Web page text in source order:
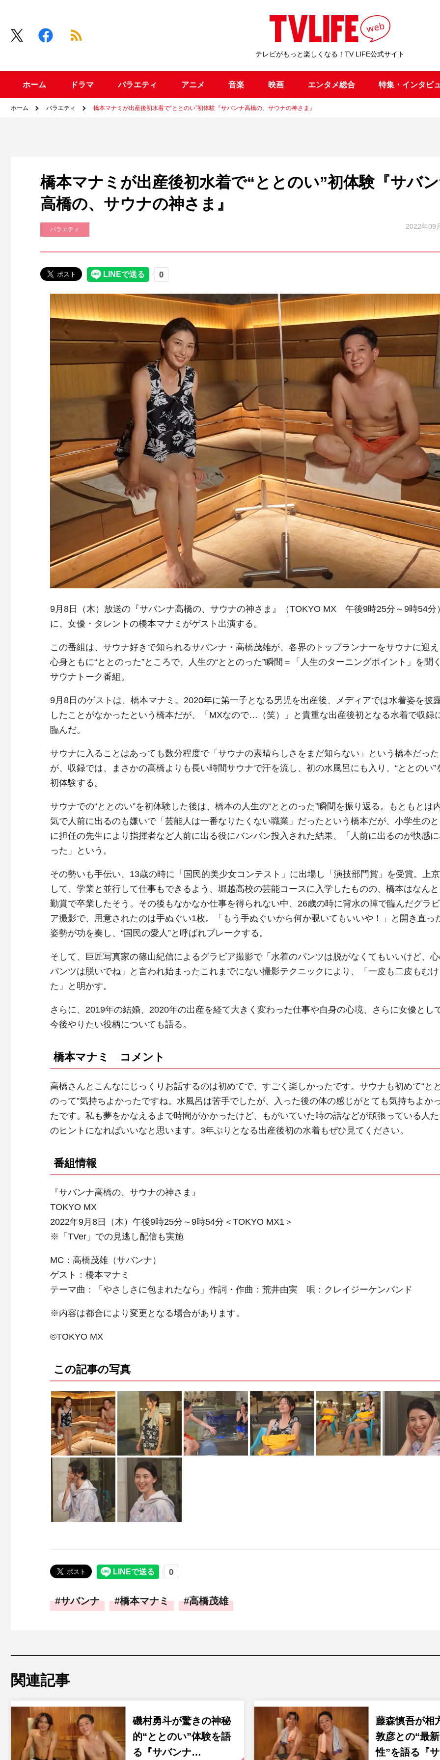
テレビがもっと楽しくなる！TV LIFE公式サイト
ホーム ドラマ バラエティ アニメ 音楽 映画 エンタメ総合 特集・インタビ
ホーム バラエティ 橋本マナミが出産後初水着で“ととのい”初体験『サバンナ高橋の、サウナの神さま』
橋本マナミが出産後初水着で“ととのい”初体験『サバ
高橋の、サウナの神さま』
バラエティ 2022年09
9月8日（木）放送の『サバンナ高橋の、サウナの神さま』（TOKYO MX 午後9時25分～9時54分
に、女優・タレントの橋本マナミがゲスト出演する。
この番組は、サウナ好きで知られるサバンナ・高橋茂雄が、各界のトップランナーをサウナに迎
心身ともに“ととのった”ところで、人生の“ととのった”瞬間＝「人生のターニングポイント」を聞
サウナトーク番組。
9月8日のゲストは、橋本マナミ。2020年に第一子となる男児を出産後、メディアでは水着姿を披
したことがなかったという橋本だが、「MXなので…（笑）」と貴重な出産後初となる水着で収録
臨んだ。
サウナに入ることはあっても数分程度で「サウナの素晴らしさをまだ知らない」という橋本だった
が、収録では、まさかの高橋よりも長い時間サウナで汗を流し、初の水風呂にも入り、“ととのい”
初体験する。
サウナでの“ととのい”を初体験した後は、橋本の人生の“ととのった”瞬間を振り返る。もともとは
気で人前に出るのも嫌いで「芸能人は一番なりたくない職業」だったという橋本だが、小学生の
に担任の先生により指揮者など人前に出る役にバンバン投入された結果、「人前に出るのが快感
った」という。
その勢いも手伝い、13歳の時に「国民的美少女コンテスト」に出場し「演技部門賞」を受賞。上京
して、学業と並行して仕事もできるよう、堀越高校の芸能コースに入学したものの、橋本はなん
勤賞で卒業したそう。その後もなかなか仕事を得られない中、26歳の時に背水の陣で臨んだグラビ
ア撮影で、用意されたのは手ぬぐい1枚。「もう手ぬぐいから何か覗いてもいいや！」と開き直っ
姿勢が功を奏し、“国民の愛人”と呼ばれブレークする。
そして、巨匠写真家の篠山紀信によるグラビア撮影で「水着のパンツは脱がなくてもいいけど、
パンツは脱いでね」と言われ始まったこれまでにない撮影テクニックにより、「一皮も二皮もむけ
た」と明かす。
さらに、2019年の結婚、2020年の出産を経て大きく変わった仕事や自身の心境、さらに女優とし
今後やりたい役柄についても語る。
橋本マナミ コメント
高橋さんとこんなにじっくりお話するのは初めてで、すごく楽しかったです。サウナも初めて“と
のって”気持ちよかったですね。水風呂は苦手でしたが、入った後の体の感じがとても気持ちよか
たです。私も夢をかなえるまで時間がかかったけど、もがいていた時の話などが頑張っている人
のヒントになればいいなと思います。3年ぶりとなる出産後初の水着もぜひ見てください。
番組情報
『サバンナ高橋の、サウナの神さま』
TOKYO MX
2022年9月8日（木）午後9時25分～9時54分＜TOKYO MX1＞
※「TVer」での見逃し配信も実施
MC：高橋茂雄（サバンナ）
ゲスト：橋本マナミ
テーマ曲：「やさしさに包まれたなら」作詞・作曲：荒井由実 唄：クレイジーケンバンド
※内容は都合により変更となる場合があります。
©TOKYO MX
この記事の写真
サバンナ 橋本マナミ 高橋茂雄
関連記事
磯村勇斗が驚きの神秘
的“ととのい”体験を語
る『サバンナ…
藤森慎吾が相
敦彦との“最
性”を語る『